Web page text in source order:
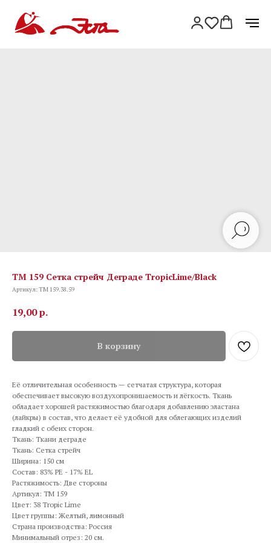
TM 159 Сетка стрейч Деграде TropicLime/Black
Артикул:TM 159.38.59
19,00р.
В корзину
Её отличительная особенность — сетчатая структура, которая
обеспечивает высокую воздухопроницаемость и лёгкость. Ткань
обладает хорошей растяжимостью благодаря добавлению эластана
(лайкры) в состав, что делает её удобной для облегающих изделий
гладкий с обеих сторон.
Ткань: Ткани деграде
Ткань: Сетка стрейч
Ширина: 150 см
Состав: 83% PE - 17% EL
Растяжимость: Две стороны
Артикул: TM 159
Цвет: 38 Tropic Lime
Цвет группы: Желтый, лимонный
Страна производства: Россия
Минимальный отрез: 20 см.